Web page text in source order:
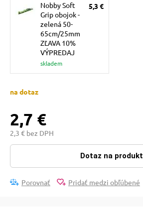
mačky
podložky
poukazy
Nobby Soft
Grip obojok -
zelená 50-
65cm/25mm
ZĽAVA 10%
VÝPREDAJ
skladem
5,3 €
na dotaz
2,7 €
2,3 € bez DPH
Dotaz na produkt
Porovnať Pridať medzi obľúbené